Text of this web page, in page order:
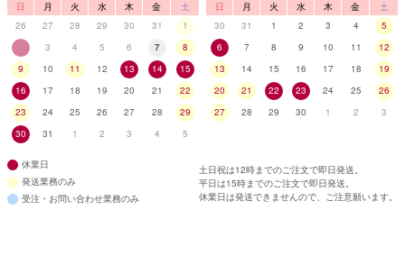
日 月 火 水 木 金
土
26
27 28 29 30 31
1
2
3 4 5 6 7
8
9
10 11 12 13 14
15
16
17 18 19 20 21
22
23
24 25 26 27 28
29
30
31 1 2 3 4 5
日 月 火 水 木 金
土
30
31 1 2 3 4
5
6
7 8 9 10 11
12
13
14 15 16 17 18
19
20
21 22 23 24 25
26
27
28 29 30 1 2 3
休業日
発送業務のみ
受注・お問い合わせ業務のみ
土日祝は12時までのご注文で即日発送。
平日は15時までのご注文で即日発送。
休業日は発送できませんので、ご注意願います。